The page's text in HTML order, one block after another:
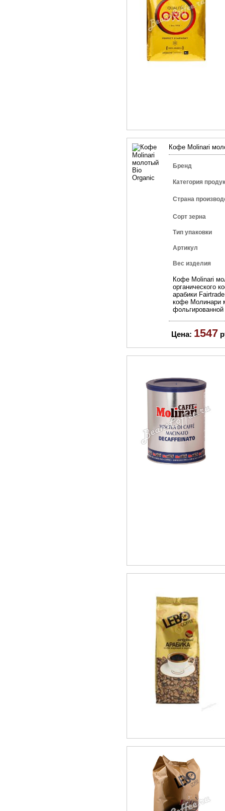
Кофе Molinari
Бренд
Категория
Страна
Сорт зерна
Тип упаковки
Артикул
Вес изделия
Кофе Molinari
органического
арабики
кофе Молинари
Цена: 1547